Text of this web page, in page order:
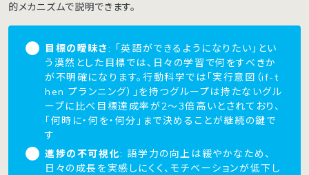
的メカニズムで説明できます。
目標の曖昧さ: 「英語ができるようになりたい」とい
う漠然とした目標では、日々の学習で何をすべきか
が不明確になります。行動科学では「実行意図（if-t
hen プランニング）」を持つグループは持たないグル
ープに比べ目標達成率が2〜3倍高いとされており、
「何時に・何を・何分」まで決めることが継続の鍵で
す
進捗の不可視化: 語学力の向上は緩やかなため、
日々の成長を実感しにくく、モチベーションが低下し